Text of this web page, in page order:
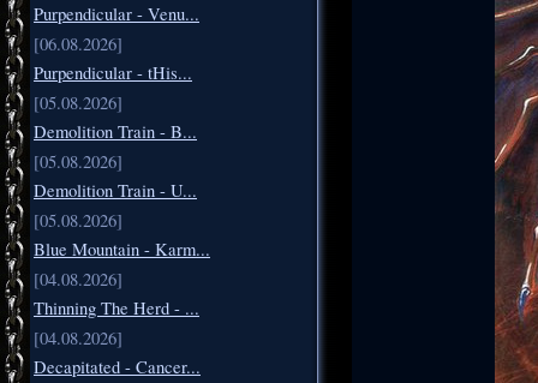
Purpendicular - Venu...
[06.08.2026]
Purpendicular - tHis...
[05.08.2026]
Demolition Train - B...
[05.08.2026]
Demolition Train - U...
[05.08.2026]
Blue Mountain - Karm...
[04.08.2026]
Thinning The Herd - ...
[04.08.2026]
Decapitated - Cancer...